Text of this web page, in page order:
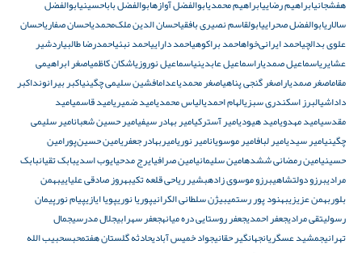
هفشجانیابراهیم رضاییابراهیم محمدیابوالفضل آوازهابوالفضل باباحسینیابوالفضل
سالاریابوالفضل صحراییابولقاسم نصیری بافقیاحسان الدین ملک‌محمدیاحسان صفاریاحسان
علوی بدالچیاحمد ایرانی‌خواهاحمد براکوهیاحمد داراییاحمد نبئیاحمدرضا طالبیاردشیر
عشایریاسماعیل صمدیاراسماعیل عابدینیاسماعیل نوروزیاشکان کاظمیاصغر ابراهیمی
مقاماصغر صمدیاراصغر گنجی پناهیاصغر محمدیاعدامافشین سلیمی چگینیاکبر بیرانونداکبر
داداشیالبرز اسکندری سبزیالهام احمدیالیاس محمدیامید ضمیریامید قاسمیامید
مقدسیامید مهدویامید هیودیامیر آسترکیامیر بهادر سیفیامیر حسین شعبانامیر سلیمی
چگینیامیر سیدیامیر لبافامیر موسویانامیر نوریامیربهادر جعفریامین حسین‌پورامین
حسینیامین رمضانی ششدهامین سلیمانیامین صرافیایرج مدحیایوب اسدیبابک تقیانبابک
مرادیبرزو دولتشاهیبرزو موسوی زادهبشیر ریاحی قلعه تکیبهروز صادقی علیاییبهمن
بلوربهمن عزیزیبهنود پور رستمیبیژن سلطانی الکرانیپوریا نوریپویا ایازیپیام نورپیمان
رسولیتقی مرادیجعفر احمدیجعفر روستایی دره میانهجعفر سهرابیجلال مدرسیجمال
تهرانیجمشید عسگریانجهانگیر حقانیجواد خمیس آبادیحادثه گلستان هفتمحبسحبیب الله